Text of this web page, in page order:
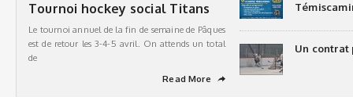
Tournoi hockey social Titans
Le tournoi annuel de la fin de semaine de Pâques
est de retour les 3-4-5 avril. On attends un total
de
Read More
➦
Un contrat